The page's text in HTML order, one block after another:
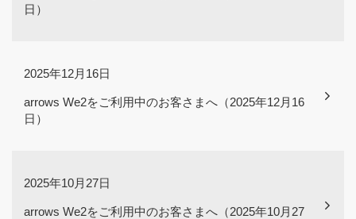
日）
2025年12月16日
arrows We2をご利用中のお客さまへ（2025年12月16
日）
2025年10月27日
arrows We2をご利用中のお客さまへ（2025年10月27